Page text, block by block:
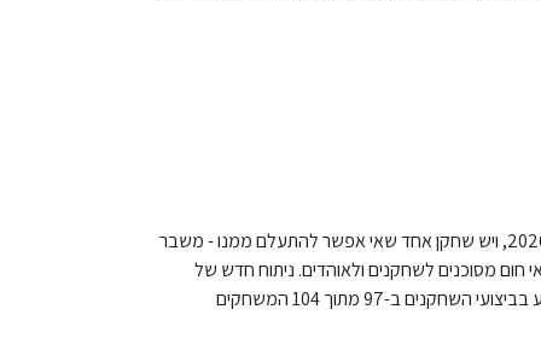
מיליוני אוהדים ברחבי העולם כבר מתכוננים לשריקת הפתיחה של מונדיאל 2026, ויש שחקן אחד שאי אפשר להתעלם ממנו - משבר
חום מסוכנים לשחקנים ולאוהדים. ניתוח חדש של
climate central מראה כי שינויי האקלים מגבירים את הסבירות לחום שיפגע בביצועי השחקנים ב-97 מתוך 104 המשחקים